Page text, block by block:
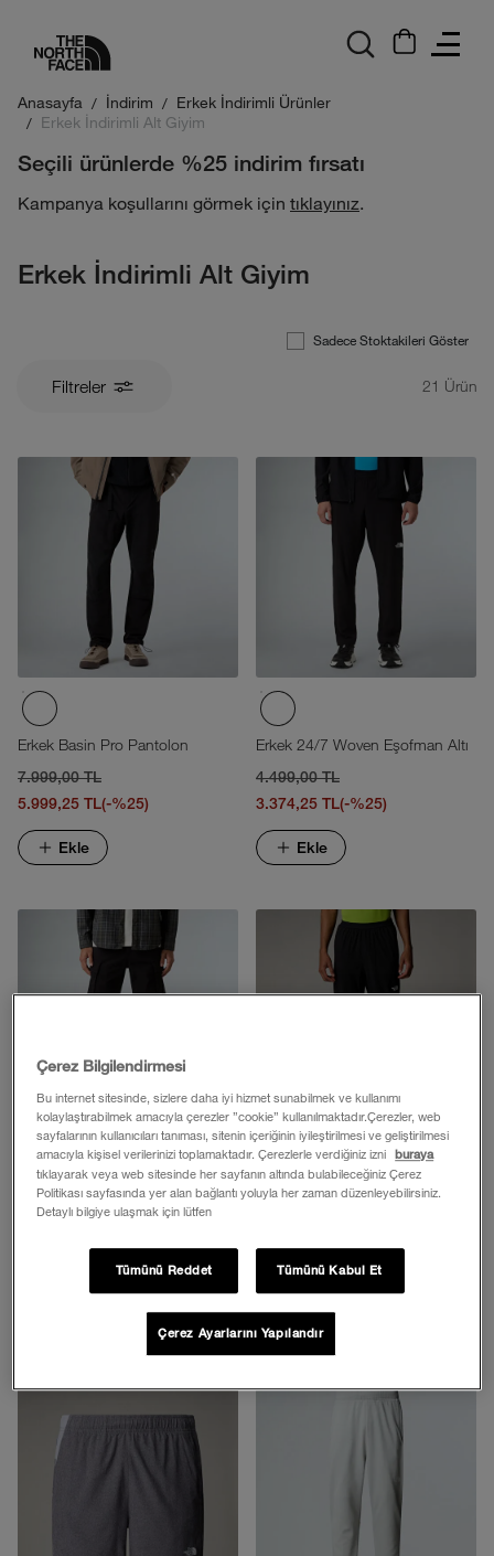
Anasayfa İndirim
Erkek İndirimli Ürünler
Erkek İndirimli Alt Giyim
Seçili ürünlerde %25 indirim fırsatı
Kampanya koşullarını görmek için tıklayınız.
Erkek İndirimli Alt Giyim
Sadece Stoktakileri Göster
Filtreler 21 Ürün
Erkek Basin Pro Pantolon
7.999,00 TL
5.999,25 TL(-%25)
Ekle
Erkek 24/7 Woven Eşofman Altı
4.499,00 TL
3.374,25 TL(-%25)
Ekle
M ANTICLINE CARGO SHORT -
NEW
4.999,00 TL
(-%25)
Erkek Sunriser Pantolon
3.824,25 TL
Çerez Bilgilendirmesi
Bu internet sitesinde, sizlere daha iyi hizmet sunabilmek ve kullanımı
kolaylaştırabilmek amacıyla çerezler ”cookie” kullanılmaktadır.Çerezler, web
sayfalarının kullanıcıları tanıması, sitenin içeriğinin iyileştirilmesi ve geliştirilmesi
amacıyla kişisel verilerinizi toplamaktadır. Çerezlerle verdiğiniz izni buraya
tıklayarak veya web sitesinde her sayfanın altında bulabileceğiniz Çerez
Politikası sayfasında yer alan bağlantı yoluyla her zaman düzenleyebilirsiniz.
Detaylı bilgiye ulaşmak için lütfen
Tümünü Reddet Tümünü Kabul Et
Çerez Ayarlarını Yapılandır